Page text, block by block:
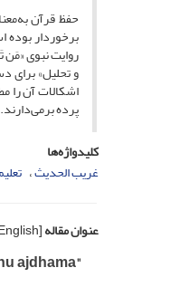
حفظ قرآن
برخوردار بوده
روایت نبوی
و تحلیل» برای
اشکالات آن را
پرده برمی‌دارند.
کلیدواژه‌ها
غریب الحدیث
عنوان مقاله[English]
ajdhama"